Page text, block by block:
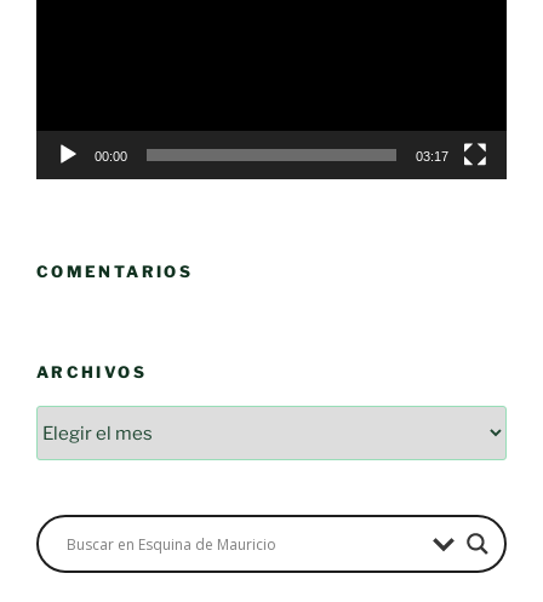
00:00 03:17
COMENTARIOS
ARCHIVOS